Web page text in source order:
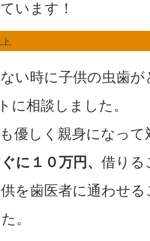
います！
い時に子供の虫歯
に相談しました。
優しく親身になっ
に１０万円、 借りる
を歯医者に通わせ
。